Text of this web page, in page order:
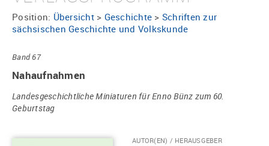
Position: Übersicht> Geschichte > Schriften zur
sächsischen Geschichte und Volkskunde
Band 67
Nahaufnahmen
Landesgeschichtliche Miniaturen für Enno Bünz zum 60.
Geburtstag
AUTOR(EN) / HERAUSGEBER